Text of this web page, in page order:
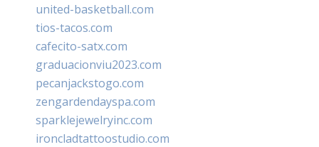
united-basketball.com
tios-tacos.com
cafecito-satx.com
graduacionviu2023.com
pecanjackstogo.com
zengardendayspa.com
sparklejewelryinc.com
ironcladtattoostudio.com